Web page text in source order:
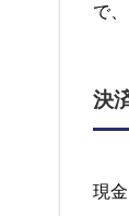
で
決
現